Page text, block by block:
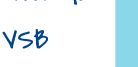
VSB